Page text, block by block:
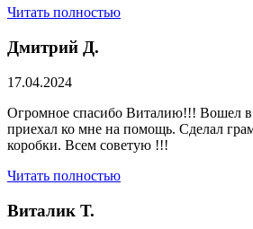
Читать полностью
Дмитрий Д.
17.04.2024
Огромное спасибо Виталию!!! Вошел
приехал ко мне на помощь. Сделал
коробки. Всем советую !!!
Читать полностью
Виталик Т.